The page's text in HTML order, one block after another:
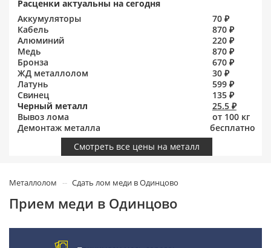
Расценки актуальны на сегодня
Аккумуляторы
70 ₽
Кабель
870 ₽
Алюминий
220 ₽
Медь
870 ₽
Бронза
670 ₽
ЖД металлолом
30 ₽
Латунь
599 ₽
Свинец
135 ₽
Черный металл
25.5 ₽
Вывоз лома
от 100 кг
Демонтаж металла
бесплатно
Смотреть все цены на металл
Металлолом Сдать лом меди в Одинцово
Прием меди в Одинцово